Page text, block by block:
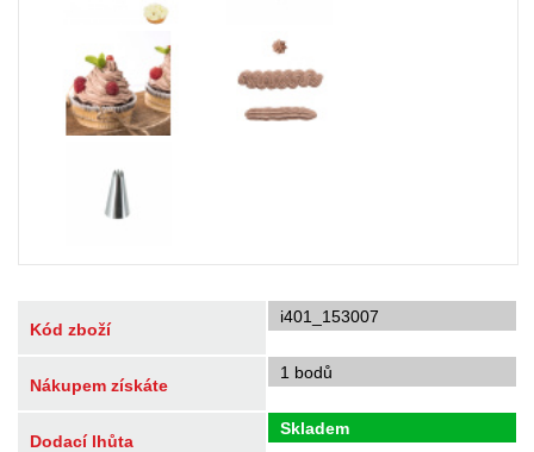
Kód zboží
i401_153007
Nákupem získáte
1 bodů
Dodací lhůta
Skladem